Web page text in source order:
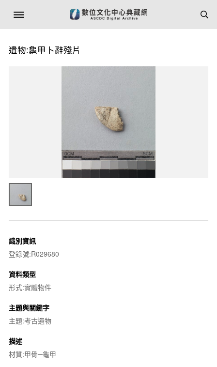
遺物:龜甲卜辭殘片
識別資訊
登錄號:R029680
資料類型
形式:實體物件
主題與關鍵字
主題:考古遺物
描述
材質:甲骨─龜甲